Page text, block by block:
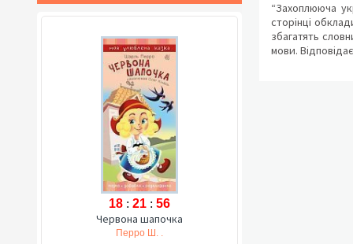
18 : 21 : 55
Червона шапочка
Перро Ш. .
“Захоплююча
сторінці
збагатять
мови.